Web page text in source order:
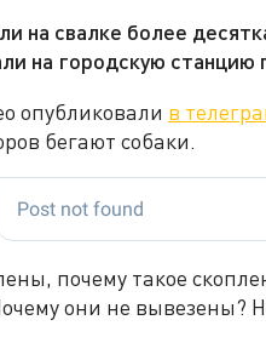
на свалке более
на городскую станцию
опубликовали в
бегают собаки.
почему такое
они не вывезены?